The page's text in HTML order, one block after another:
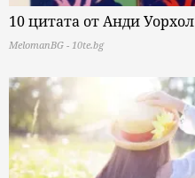
10 цитата от Анди Уорхол
MelomanBG - 10te.bg